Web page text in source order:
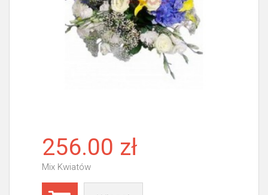
256.00 zł
Mix Kwiatów